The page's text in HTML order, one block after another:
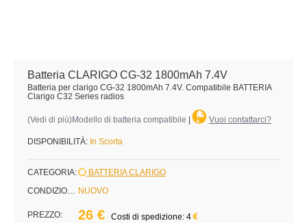
Batteria CLARIGO CG-32 1800mAh 7.4V
Batteria per clarigo CG-32 1800mAh 7.4V. Compatibile BATTERIA
Clarigo C32 Series radios
(Vedi di più)Modello di batteria compatibile Vuoi contattarci?
DISPONIBILITÀ: In Scorta
CATEGORIA:
BATTERIA CLARIGO
CONDIZIONE: NUOVO
PREZZO: 26 € Costi di spedizione: 4